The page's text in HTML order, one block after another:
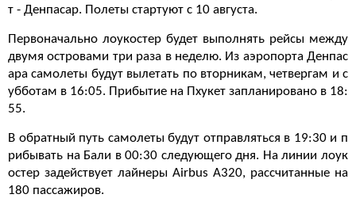
т - Денпасар. Полеты стартуют с 10 августа.
Первоначально лоукостер будет выполнять рейсы между
двумя островами три раза в неделю. Из аэропорта Денпас
ара самолеты будут вылетать по вторникам, четвергам и с
убботам в 16:05. Прибытие на Пхукет запланировано в 18:
55.
В обратный путь самолеты будут отправляться в 19:30 и п
рибывать на Бали в 00:30 следующего дня. На линии лоук
остер задействует лайнеры Airbus A320, рассчитанные на
180 пассажиров.